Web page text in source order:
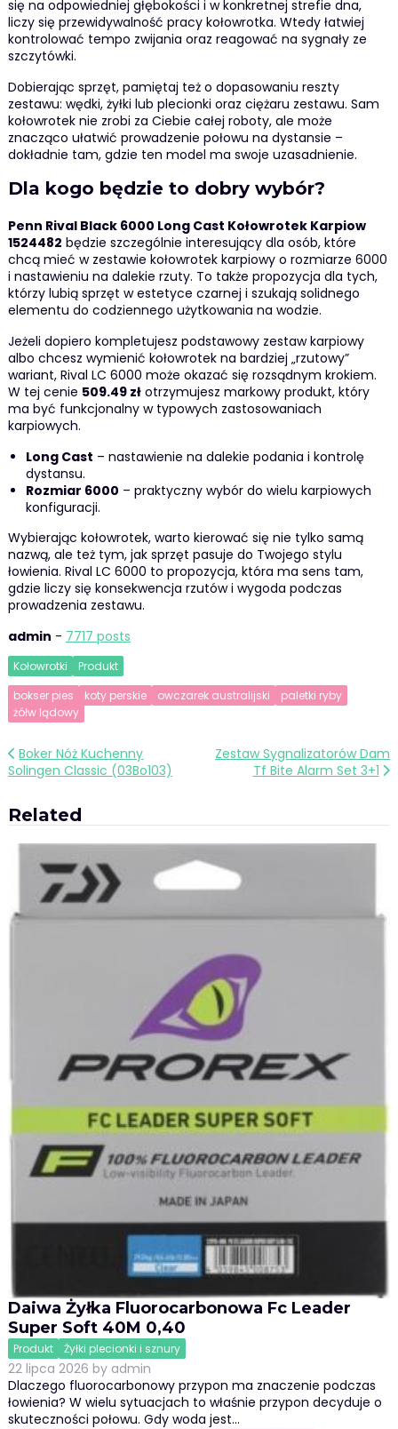
się na odpowiedniej głębokości i w konkretnej strefie dna,
liczy się przewidywalność pracy kołowrotka. Wtedy łatwiej
kontrolować tempo zwijania oraz reagować na sygnały ze
szczytówki.
Dobierając sprzęt, pamiętaj też o dopasowaniu reszty
zestawu: wędki, żyłki lub plecionki oraz ciężaru zestawu. Sam
kołowrotek nie zrobi za Ciebie całej roboty, ale może
znacząco ułatwić prowadzenie połowu na dystansie –
dokładnie tam, gdzie ten model ma swoje uzasadnienie.
Dla kogo będzie to dobry wybór?
Penn Rival Black 6000 Long Cast Kołowrotek Karpiow
1524482 będzie szczególnie interesujący dla osób, które
chcą mieć w zestawie kołowrotek karpiowy o rozmiarze 6000
i nastawieniu na dalekie rzuty. To także propozycja dla tych,
którzy lubią sprzęt w estetyce czarnej i szukają solidnego
elementu do codziennego użytkowania na wodzie.
Jeżeli dopiero kompletujesz podstawowy zestaw karpiowy
albo chcesz wymienić kołowrotek na bardziej „rzutowy”
wariant, Rival LC 6000 może okazać się rozsądnym krokiem.
W tej cenie 509.49 złotrzymujesz markowy produkt, który
ma być funkcjonalny w typowych zastosowaniach
karpiowych.
Long Cast – nastawienie na dalekie podania i kontrolę
dystansu.
Rozmiar 6000 – praktyczny wybór do wielu karpiowych
konfiguracji.
Wybierając kołowrotek, warto kierować się nie tylko samą
nazwą, ale też tym, jak sprzęt pasuje do Twojego stylu
łowienia. Rival LC 6000 to propozycja, która ma sens tam,
gdzie liczy się konsekwencja rzutów i wygoda podczas
prowadzenia zestawu.
admin - 7717 posts
Kołowrotki
Produkt
bokser pies
koty perskie owczarek australijski
paletki ryby
żółw lądowy
Nawigacja
wpisu
Boker Nóż Kuchenny
Solingen Classic (03Bo103)
Zestaw Sygnalizatorów Dam
Tf Bite Alarm Set 3+1
Related
Daiwa Żyłka Fluorocarbonowa Fc Leader
Super Soft 40M 0,40
Produkt Żyłki plecionki i sznury
22 lipca 2026 by admin
Dlaczego fluorocarbonowy przypon ma znaczenie podczas
łowienia? W wielu sytuacjach to właśnie przypon decyduje o
skuteczności połowu. Gdy woda jest…